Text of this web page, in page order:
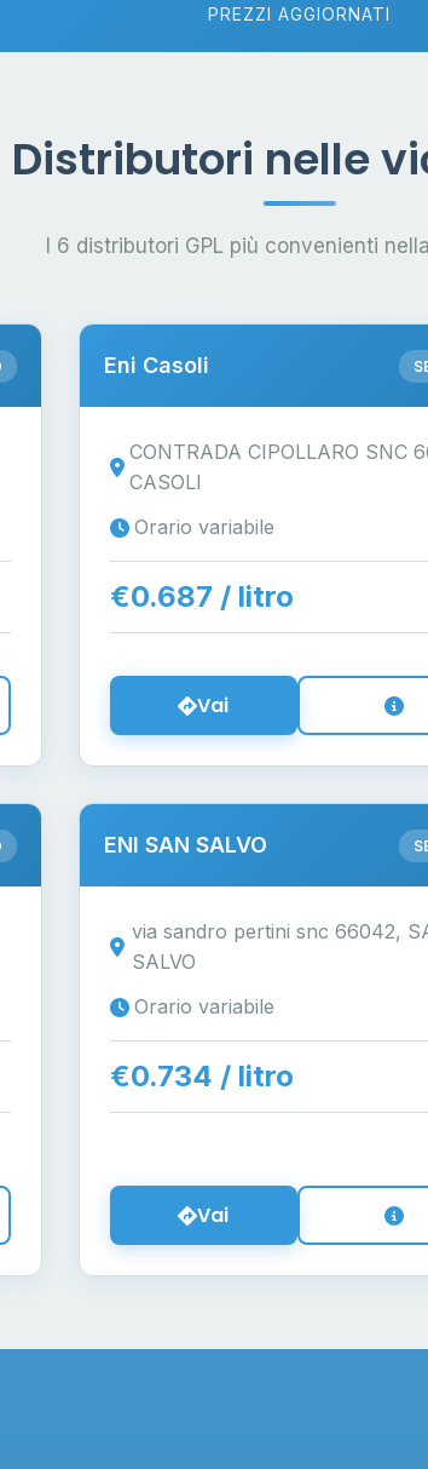
PREZZI AGGIORNATI
Distributori nelle
I 6 distributori GPL più convenienti
Eni Casoli
CONTRADA CIPOLLARO SNC
CASOLI
Orario variabile
€0.687 / litro
Vai
ENI SAN SALVO
via sandro pertini snc 66042,
SALVO
Orario variabile
€0.734 / litro
Vai